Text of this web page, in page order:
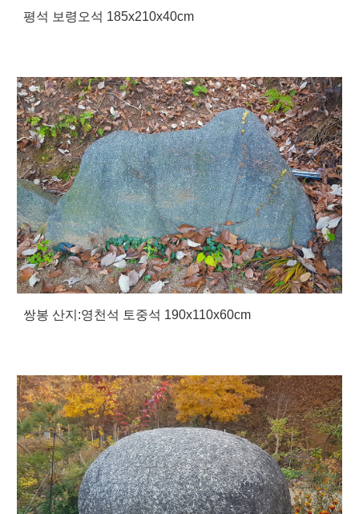
평석 보령오석 185x210x40cm
쌍봉 산지:영천석 토중석 190x110x60cm